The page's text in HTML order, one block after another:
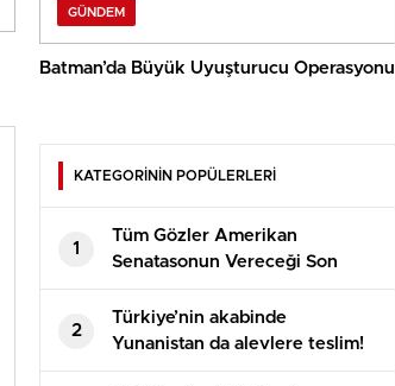
GÜNDEM
Batman’da Büyük Uyuşturucu Operasyonu
KATEGORİNİN POPÜLERLERİ
1
Tüm Gözler Amerikan
Senatasonun Vereceği Son
Kararda
2
Türkiye’nin akabinde
Yunanistan da alevlere teslim!
Yerleşim yerleri boşaltılmaya